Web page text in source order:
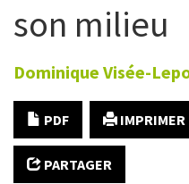
son milieu
Dominique Visée-
PDF IMPRIMER
PARTAGER